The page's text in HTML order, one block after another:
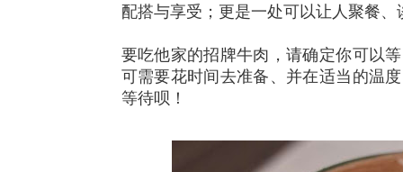
配搭与享受；更是一处可以让人聚餐
要吃他家的招牌牛肉，请确定你可以
可需要花时间去准备、并在适当的温
等待呗！